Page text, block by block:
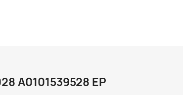
A0101539528 EP